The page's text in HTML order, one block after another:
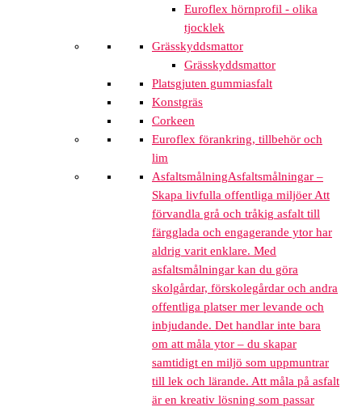
Euroflex hörnprofil - olika
tjocklek
Grässkyddsmattor
Grässkyddsmattor
Platsgjuten gummiasfalt
Konstgräs
Corkeen
Euroflex förankring, tillbehör och
lim
AsfaltsmålningAsfaltsmålningar –
Skapa livfulla offentliga miljöer Att
förvandla grå och tråkig asfalt till
färgglada och engagerande ytor har
aldrig varit enklare. Med
asfaltsmålningar kan du göra
skolgårdar, förskolegårdar och andra
offentliga platser mer levande och
inbjudande. Det handlar inte bara
om att måla ytor – du skapar
samtidigt en miljö som uppmuntrar
till lek och lärande. Att måla på asfalt
är en kreativ lösning som passar